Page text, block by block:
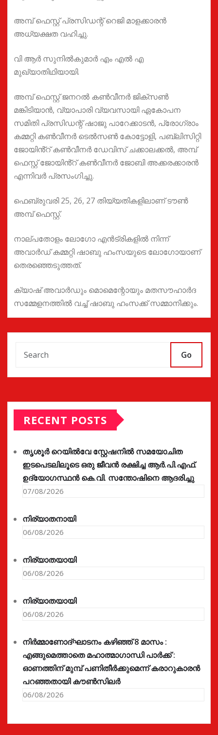
അമ്പ് ഫെസ്റ്റ് പ്രസിഡന്റ് റെജി മാളക്കാരൻ
അധ്യക്ഷത വഹിച്ചു.
വി ആർ സുനിൽകുമാർ എം എൽ എ
മുഖ്യാതിഥിയായി.
അമ്പ് ഫെസ്റ്റ് ജനറൽ കൺവീനർ ജിക്സൺ
മങ്കിടിയാൻ, വ്യാപാരി വ്യവസായി ഏകോപന
സമിതി പ്രസിഡന്റ് ഷാജു പാറേക്കാടൻ, പ്രോഗ്രാം
കമ്മറ്റി കൺവീനർ ടെൽസൺ കോട്ടോളി, പബ്ലിസിറ്റി
ജോയിൻ്റ് കൺവീനർ ഡേവിസ് ചക്കാലക്കൽ, അമ്പ്
ഫെസ്റ്റ് ജോയിൻ്റ് കൺവീനർ ജോബി അക്കരക്കാരൻ
എന്നിവർ പ്രസംഗിച്ചു.
ഫെബ്രുവരി 25, 26, 27 തിയ്യതികളിലാണ് ടൗൺ
അമ്പ് ഫെസ്റ്റ്.
നാല്പതോളം ലോഗോ എൻട്രികളിൽ നിന്ന്
അവാർഡ് കമ്മറ്റി ഷാബു ഹംസയുടെ ലോഗോയാണ്
തെരഞ്ഞെടുത്തത്.
ക്യാഷ് അവാർഡും മൊമെന്റോയും മതസൗഹാർദ
സമ്മേളനത്തിൽ വച്ച് ഷാബു ഹംസക്ക് സമ്മാനിക്കും.
Go
RECENT POSTS
തൃശൂർ റെയിൽവേ സ്റ്റേഷനിൽ സമയോചിത
ഇടപെടലിലൂടെ ഒരു ജീവൻ രക്ഷിച്ച ആർ.പി.എഫ്.
ഉദ്യോഗസ്ഥൻ കെ.വി. സന്തോഷിനെ ആദരിച്ചു
07/08/2026
നിര്യാതനായി
06/08/2026
നിര്യാതയായി
06/08/2026
നിര്യാതയായി
06/08/2026
നിർമ്മാണോദ്ഘാടനം കഴിഞ്ഞ് 8 മാസം :
എങ്ങുമെത്താതെ മഹാത്മാഗാന്ധി പാർക്ക് :
ഓണത്തിന് മുമ്പ് പണിതീർക്കുമെന്ന് കരാറുകാരൻ
പറഞ്ഞതായി കൗൺസിലർ
06/08/2026